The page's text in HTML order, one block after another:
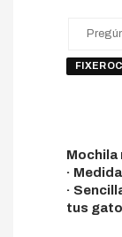
Mochila
·
·
tus